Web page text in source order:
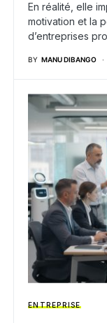
En réalité, elle
motivation et la
d’entreprises
BY MANU DIBANGO
ENTREPRISE